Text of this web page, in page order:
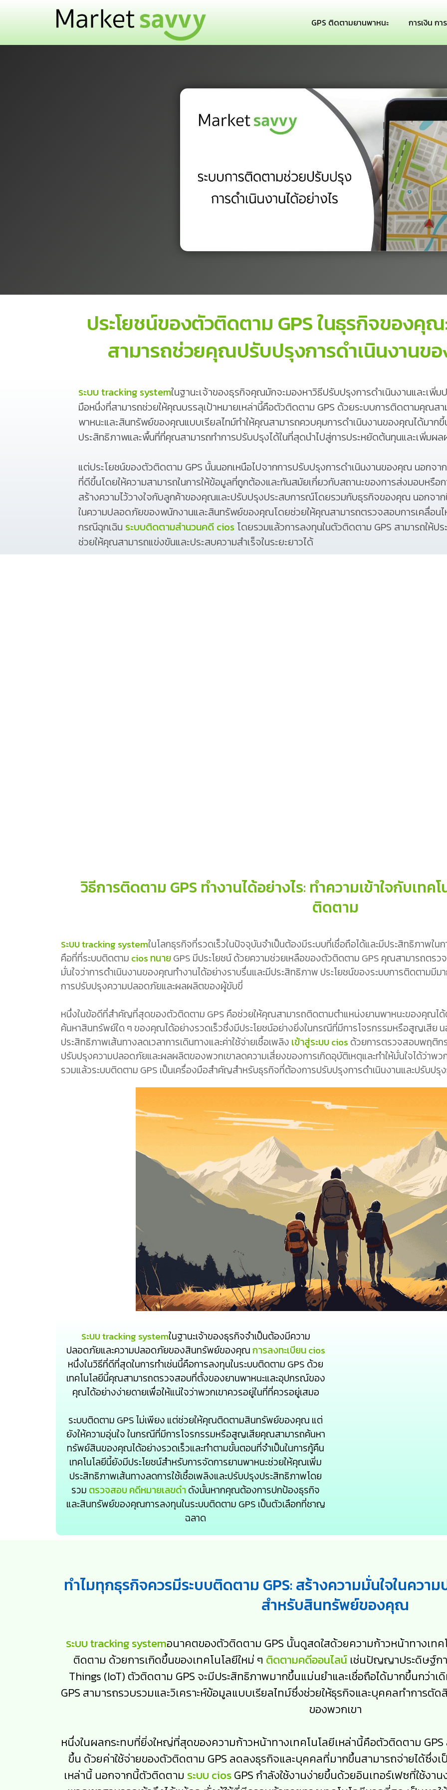
GPS ติดตามยานพาหนะ การเงิน กา
ประโยชน์ของตัวติดตาม GPS ในธุรกิจของคุ
สามารถช่วยคุณปรับปรุงการดำเนินงานข
ระบบ tracking systemในฐานะเจ้าของธุรกิจคุณมักจะมองหาวิธีปรับปรุงการดำเนินงานและเพิ่
มือหนึ่งที่สามารถช่วยให้คุณบรรลุเป้าหมายเหล่านี้คือตัวติดตาม GPS ด้วยระบบการติดตามคุณส
พาหนะและสินทรัพย์ของคุณแบบเรียลไทม์ทำให้คุณสามารถควบคุมการดำเนินงานของคุณได้มาก
ประสิทธิภาพและพื้นที่ที่คุณสามารถทำการปรับปรุงได้ในที่สุดนำไปสู่การประหยัดต้นทุนและเพิ่มผ
แต่ประโยชน์ของตัวติดตาม GPS นั้นนอกเหนือไปจากการปรับปรุงการดำเนินงานของคุณ นอกจ
ที่ดีขึ้นโดยให้ความสามารถในการให้ข้อมูลที่ถูกต้องและทันสมัยเกี่ยวกับสถานะของการส่งมอบหรือ
สร้างความไว้วางใจกับลูกค้าของคุณและปรับปรุงประสบการณ์โดยรวมกับธุรกิจของคุณ นอกจา
ในความปลอดภัยของพนักงานและสินทรัพย์ของคุณโดยช่วยให้คุณสามารถตรวจสอบการเคลื่อนไ
กรณีฉุกเฉิน ระบบติดตามสํานวนคดี cios โดยรวมแล้วการลงทุนในตัวติดตาม GPS สามารถให้
ช่วยให้คุณสามารถแข่งขันและประสบความสำเร็จในระยะยาวได้
วิธีการติดตาม GPS ทำงานได้อย่างไร: ทำความเข้าใจกับเทค
ติดตาม
ระบบ tracking systemในโลกธุรกิจที่รวดเร็วในปัจจุบันจำเป็นต้องมีระบบที่เชื่อถือได้และมีประสิทธิภาพ
คือที่ที่ระบบติดตาม cios ทนาย GPS มีประโยชน์ ด้วยความช่วยเหลือของตัวติดตาม GPS คุณสามารถตร
มั่นใจว่าการดำเนินงานของคุณทำงานได้อย่างราบรื่นและมีประสิทธิภาพ ประโยชน์ของระบบการติดตามมี
การปรับปรุงความปลอดภัยและผลผลิตของผู้ขับขี่
หนึ่งในข้อดีที่สำคัญที่สุดของตัวติดตาม GPS คือช่วยให้คุณสามารถติดตามตำแหน่งยานพาหนะของคุณได้
ค้นหาสินทรัพย์ใด ๆ ของคุณได้อย่างรวดเร็วซึ่งมีประโยชน์อย่างยิ่งในกรณีที่มีการโจรกรรมหรือสูญเสีย
ประสิทธิภาพเส้นทางลดเวลาการเดินทางและค่าใช้จ่ายเชื้อเพลิง เข้าสู่ระบบ cios ด้วยการตรวจสอบพฤติก
ปรับปรุงความปลอดภัยและผลผลิตของพวกเขาลดความเสี่ยงของการเกิดอุบัติเหตุและทำให้มั่นใจได้ว่าพ
รวมแล้วระบบติดตาม GPS เป็นเครื่องมือสำคัญสำหรับธุรกิจที่ต้องการปรับปรุงการดำเนินงานและปรับปรุ
ระบบ tracking systemในฐานะเจ้าของธุรกิจจำเป็นต้องมีความ
ปลอดภัยและความปลอดภัยของสินทรัพย์ของคุณการลงทะเบียน cios
หนึ่งในวิธีที่ดีที่สุดในการทำเช่นนี้คือการลงทุนในระบบติดตาม GPS ด้วย
เทคโนโลยีนี้คุณสามารถตรวจสอบที่ตั้งของยานพาหนะและอุปกรณ์ของ
คุณได้อย่างง่ายดายเพื่อให้แน่ใจว่าพวกเขาควรอยู่ในที่ที่ควรอยู่เสมอ
ระบบติดตาม GPS ไม่เพียง แต่ช่วยให้คุณติดตามสินทรัพย์ของคุณ แต่
ยังให้ความอุ่นใจ ในกรณีที่มีการโจรกรรมหรือสูญเสียคุณสามารถค้นหา
ทรัพย์สินของคุณได้อย่างรวดเร็วและทำตามขั้นตอนที่จำเป็นในการกู้คืน
เทคโนโลยีนี้ยังมีประโยชน์สำหรับการจัดการยานพาหนะช่วยให้คุณเพิ่ม
ประสิทธิภาพเส้นทางลดการใช้เชื้อเพลิงและปรับปรุงประสิทธิภาพโดย
รวม ตรวจสอบ คดีหมายเลขดํา ดังนั้นหากคุณต้องการปกป้องธุรกิจ
และสินทรัพย์ของคุณการลงทุนในระบบติดตาม GPS เป็นตัวเลือกที่ชาญ
ฉลาด
ทำไมทุกธุรกิจควรมีระบบติดตาม GPS: สร้างความมั่นใจในคว
สำหรับสินทรัพย์ของคุณ
ระบบ tracking systemอนาคตของตัวติดตาม GPS นั้นดูสดใสด้วยความก้าวหน้าทางเท
ติดตาม ด้วยการเกิดขึ้นของเทคโนโลยีใหม่ ๆ ติดตามคดีออนไลน์เช่นปัญญาประดิษฐ์กา
Things (IoT) ตัวติดตาม GPS จะมีประสิทธิภาพมากขึ้นแม่นยำและเชื่อถือได้มากขึ้นกว่าเ
GPS สามารถรวบรวมและวิเคราะห์ข้อมูลแบบเรียลไทม์ซึ่งช่วยให้ธุรกิจและบุคคลทำการตั
ของพวกเขา
หนึ่งในผลกระทบที่ยิ่งใหญ่ที่สุดของความก้าวหน้าทางเทคโนโลยีเหล่านี้คือตัวติดตาม GPS
ขึ้น ด้วยค่าใช้จ่ายของตัวติดตาม GPS ลดลงธุรกิจและบุคคลที่มากขึ้นสามารถจ่ายได้ซึ่
เหล่านี้ นอกจากนี้ตัวติดตาม ระบบ ciosGPS กำลังใช้งานง่ายขึ้นด้วยอินเทอร์เฟซที่ใช้ง